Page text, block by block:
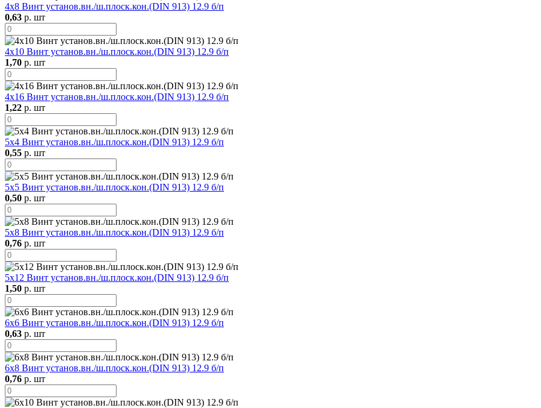
4х8 Винт установ.вн./ш.плоск.кон.(DIN 913) 12.9 б/п
0,63 р. шт
4х10 Винт установ.вн./ш.плоск.кон.(DIN 913) 12.9 б/п
1,70 р. шт
4х16 Винт установ.вн./ш.плоск.кон.(DIN 913) 12.9 б/п
1,22 р. шт
5х4 Винт установ.вн./ш.плоск.кон.(DIN 913) 12.9 б/п
0,55 р. шт
5х5 Винт установ.вн./ш.плоск.кон.(DIN 913) 12.9 б/п
0,50 р. шт
5х8 Винт установ.вн./ш.плоск.кон.(DIN 913) 12.9 б/п
0,76 р. шт
5х12 Винт установ.вн./ш.плоск.кон.(DIN 913) 12.9 б/п
1,50 р. шт
6х6 Винт установ.вн./ш.плоск.кон.(DIN 913) 12.9 б/п
0,63 р. шт
6х8 Винт установ.вн./ш.плоск.кон.(DIN 913) 12.9 б/п
0,76 р. шт